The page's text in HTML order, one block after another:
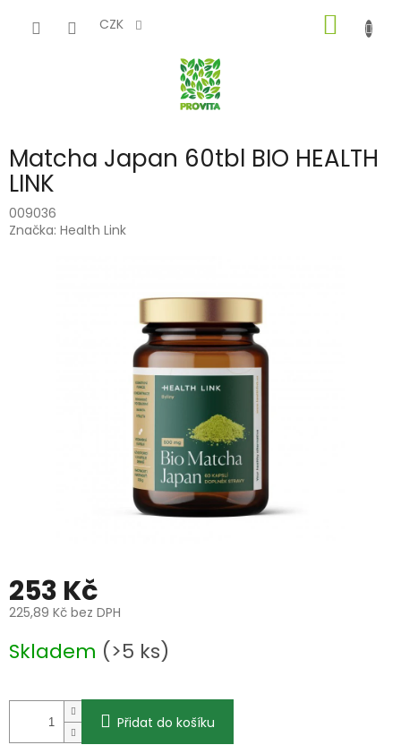
CZK
KOŠÍK
Matcha Japan 60tbl BIO HEALTH
LINK
009036
Značka: Health Link
253 Kč
225,89 Kč bez DPH
cena:
Skladem (>5 ks)
Přidat do košíku